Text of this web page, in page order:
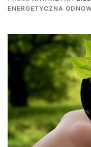
ENERGETYCZNA